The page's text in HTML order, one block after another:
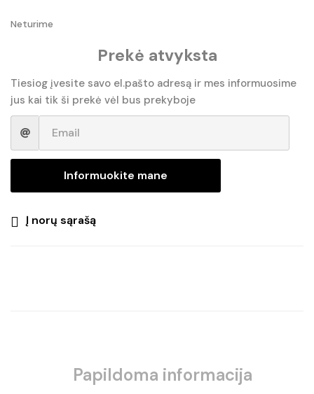
price
€24.20.
price
€18.65.
Neturime
Prekė atvyksta
Tiesiog įvesite savo el.pašto adresą ir mes informuosime
jus kai tik ši prekė vėl bus prekyboje
Informuokite mane
Į norų sąrašą
Papildoma informacija